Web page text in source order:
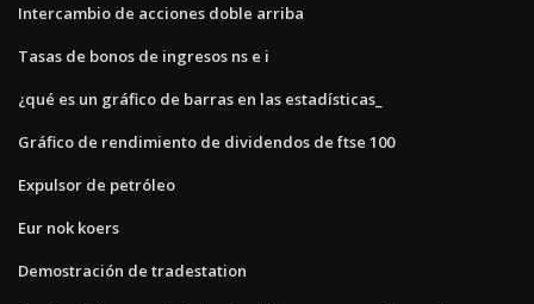
Intercambio de acciones doble arriba
Tasas de bonos de ingresos ns e i
¿qué es un gráfico de barras en las estadísticas_
Gráfico de rendimiento de dividendos de ftse 100
Expulsor de petróleo
Eur nok koers
Demostración de tradestation